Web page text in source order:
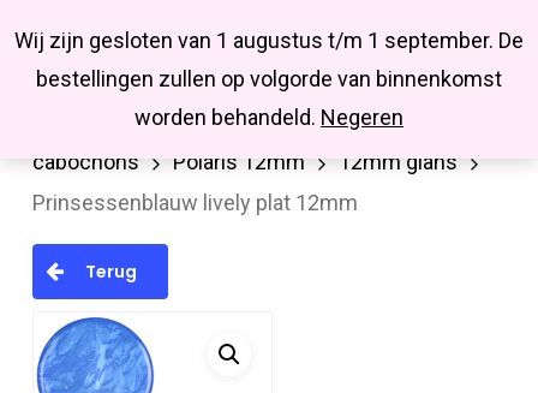
Wij zijn gesloten van 1 augustus t/m 1 september. De
bestellingen zullen op volgorde van binnenkomst
worden behandeld. Negeren
main
Missbluesieraden
searchaccount
Cabochons/Camee
Polaris
cabochons
Polaris 12mm
12mm glans
Prinsessenblauw lively plat 12mm
Terug
Close